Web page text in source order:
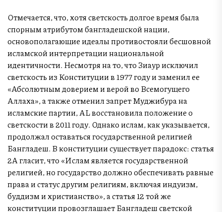
Отмечается, что, хотя светскость долгое время была
спорным атрибутом бангладешской нации,
основополагающие идеалы противостояли бесшовной
исламской интерпретации национальной
идентичности. Несмотря на то, что Зиаур исключил
светскость из Конституции в 1977 году и заменил ее
«Абсолютным доверием и верой во Всемогущего
Аллаха», а также отменил запрет Муджибура на
исламские партии, AL восстановила положение о
светскости в 2011 году. Однако ислам, как указывается,
продолжал оставаться государственной религией
Бангладеш. В конституции существует парадокс: статья
2А гласит, что «Ислам является государственной
религией, но государство должно обеспечивать равные
права и статус другим религиям, включая индуизм,
буддизм и христианство», а статья 12 той же
конституции провозглашает Бангладеш светской